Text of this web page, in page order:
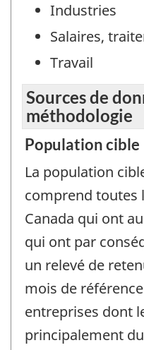
Industries
Salaires,
Travail
Sources de
méthodologie
Population cible
La population
comprend toutes
Canada qui ont
qui ont par
un relevé de
mois de
entreprises dont
principalement